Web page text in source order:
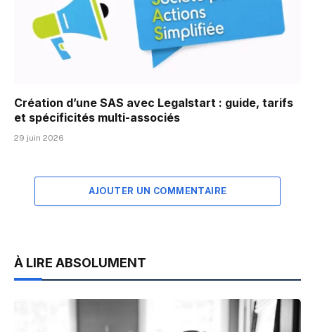
Création d’une SAS avec Legalstart : guide, tarifs
et spécificités multi-associés
29 juin 2026
AJOUTER UN COMMENTAIRE
À LIRE ABSOLUMENT